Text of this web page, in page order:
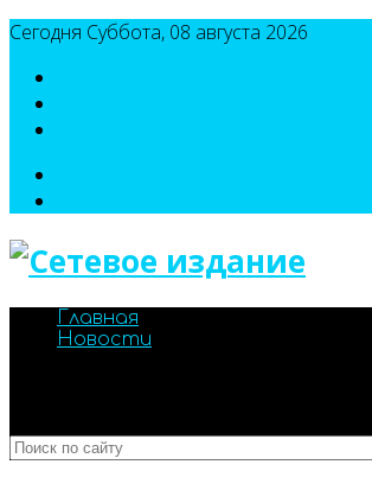
Сегодня Суббота, 08 августа 2026
Главная
Новости